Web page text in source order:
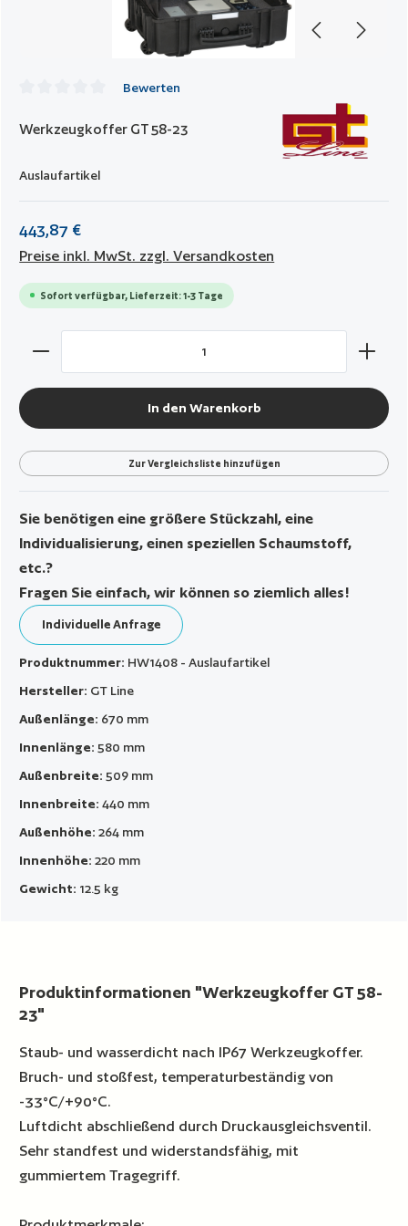
Bewerten
Werkzeugkoffer GT 58-23
Auslaufartikel
443,87 €
Preise inkl. MwSt. zzgl. Versandkosten
Sofort verfügbar, Lieferzeit: 1-3 Tage
Produkt Anzahl: Gib den gewünschten Wert ein oder
In den Warenkorb
Zur Vergleichsliste hinzufügen
Sie benötigen eine größere Stückzahl, eine
Individualisierung, einen speziellen Schaumstoff,
etc.?
Fragen Sie einfach, wir können so ziemlich alles!
Individuelle Anfrage
Produktnummer: HW1408 - Auslaufartikel
Hersteller: GT Line
Außenlänge: 670 mm
Innenlänge: 580 mm
Außenbreite: 509 mm
Innenbreite:440 mm
Außenhöhe:264 mm
Innenhöhe:220 mm
Gewicht: 12.5 kg
Produktinformationen "Werkzeugkoffer GT 58-
23"
Staub- und wasserdicht nach IP67 Werkzeugkoffer.
Bruch- und stoßfest, temperaturbeständig von
-33°C/+90°C.
Luftdicht abschließend durch Druckausgleichsventil.
Sehr standfest und widerstandsfähig, mit
gummiertem Tragegriff.